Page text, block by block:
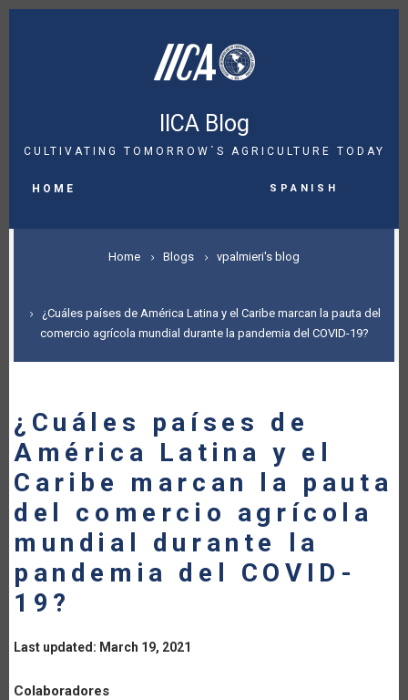
Skip
IICA Blog
CULTIVATING TOMORROW´S AGRICULTURE TODAY
NAVIGATION
HOME Spanish
BREADCRUMB
Home Blogs vpalmieri's blog
¿Cuáles países de América Latina y el Caribe marcan la pauta del
comercio agrícola mundial durante la pandemia del COVID-19?
¿Cuáles países de
América Latina y el
Caribe marcan la pauta
del comercio agrícola
mundial durante la
pandemia del COVID-
19?
Last updated: March 19, 2021
Colaboradores